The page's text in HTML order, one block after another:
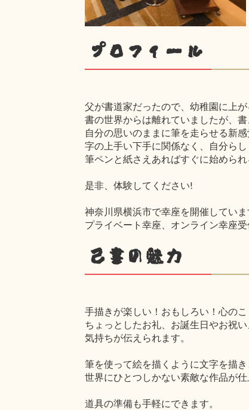
プロフィール
父が書道家だったので、幼稚園に上
書の世界からは離れていましたが、
自分の思いのままに筆を走らせる新
字の上手い下手に関係なく、自分ら
筆ペンと紙さえあればすぐに始められ
是非、体験してください!
神奈川県横浜市で幸座を開催していま
プライベート幸座、オンライン幸座受
己書の魅力
手描きが楽しい！おもしろい！心のこ
ちょっとしたお礼、お誕生日やお祝
気持ちが伝えられます。
筆を使って絵を描くように文字を描き
世界にひとつしかない素敵な作品が仕
道具の準備も手軽にできます。